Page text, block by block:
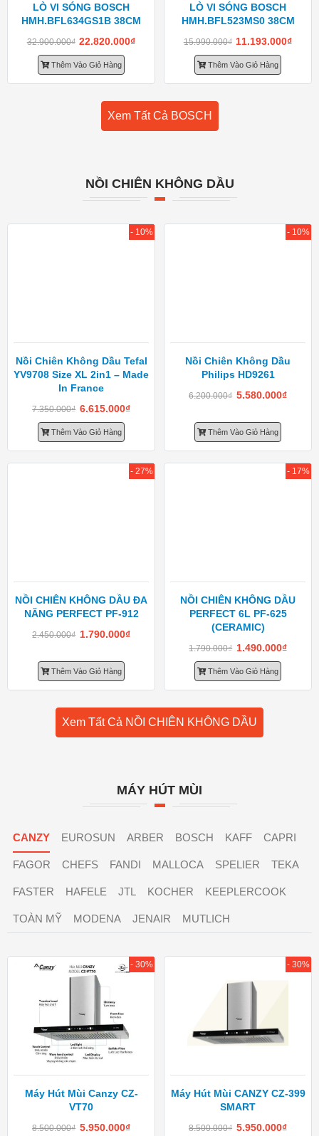
LÒ VI SÓNG BOSCH
HMH.BFL634GS1B 38CM
32.900.000₫ 22.820.000₫
Thêm Vào Giỏ Hàng
LÒ VI SÓNG BOSCH
HMH.BFL523MS0 38CM
15.990.000₫ 11.193.000₫
Thêm Vào Giỏ Hàng
Xem Tất Cả BOSCH
NỒI CHIÊN KHÔNG DẦU
Nồi Chiên Không Dầu Tefal
YV9708 Size XL 2in1 – Made
In France
7.350.000₫ 6.615.000₫
Thêm Vào Giỏ Hàng
- 10%
Nồi Chiên Không Dầu
Philips HD9261
6.200.000₫ 5.580.000₫
Thêm Vào Giỏ Hàng
- 10%
NỒI CHIÊN KHÔNG DẦU ĐA
NĂNG PERFECT PF-912
2.450.000₫ 1.790.000₫
Thêm Vào Giỏ Hàng
- 27%
NỒI CHIÊN KHÔNG DẦU
PERFECT 6L PF-625
(CERAMIC)
1.790.000₫ 1.490.000₫
Thêm Vào Giỏ Hàng
- 17%
Xem Tất Cả NỒI CHIÊN KHÔNG DẦU
MÁY HÚT MÙI
CANZY EUROSUN ARBER BOSCH KAFF CAPRI
FAGOR CHEFS FANDI MALLOCA SPELIER TEKA
FASTER HAFELE JTL KOCHER KEEPLERCOOK
TOÀN MỸ MODENA JENAIR MUTLICH
Máy Hút Mùi Canzy CZ-
VT70
8.500.000₫ 5.950.000₫
- 30%
Máy Hút Mùi CANZY CZ-399
SMART
8.500.000₫ 5.950.000₫
- 30%